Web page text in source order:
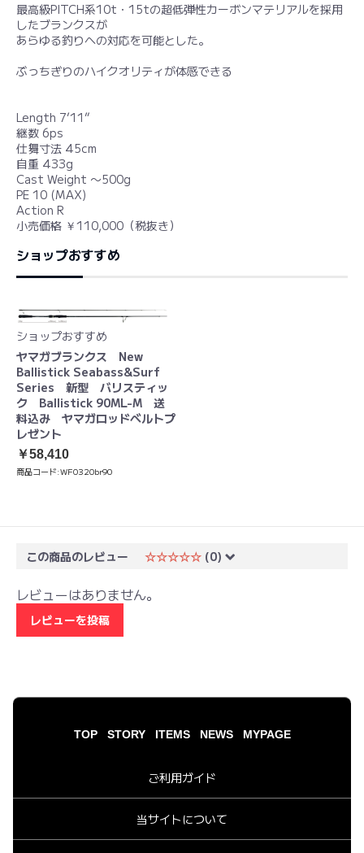
最高級PITCH系10t・15tの超低弾性カーボンマテリアルを採用
したブランクスが
あらゆる釣りへの対応を可能とした。
ぶっちぎりのハイクオリティが体感できる
Length 7’11”
継数 6ps
仕舞寸法 45cm
自重 433g
Cast Weight 〜500g
PE 10 (MAX)
Action R
小売価格 ￥110,000（税抜き）
ショップおすすめ
ショップおすすめ
ヤマガブランクス New
Ballistick Seabass&Surf
Series 新型 バリスティッ
ク Ballistick 90ML-M 送
料込み ヤマガロッドベルトプ
レゼント
￥58,410
商品コード:WF0320br90
この商品のレビュー ☆☆☆☆☆ (0)
レビューはありません。
レビューを投稿
TOP STORY ITEMS NEWS MYPAGE
ご利用ガイド
当サイトについて